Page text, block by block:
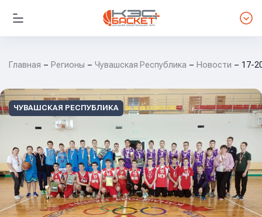
Главная Регионы Чувашская Республика Новости 17-
ЧУВАШСКАЯ РЕСПУБЛИКА